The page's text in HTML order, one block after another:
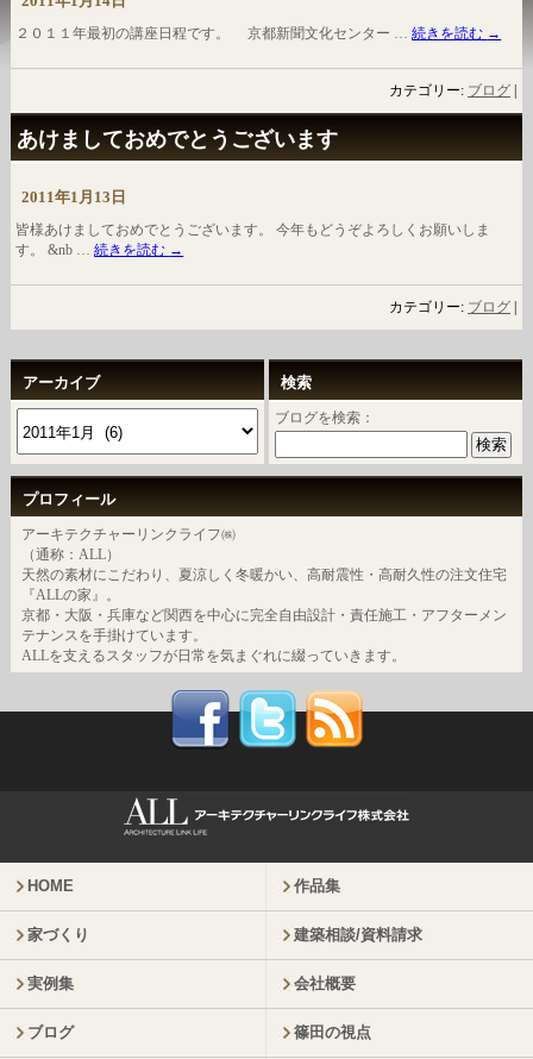
２０１１年最初の講座日程です。 京都新聞文化センター …続きを読む →
カテゴリー: ブログ
あけましておめでとうございます
2011年1月13日
皆様あけましておめでとうございます。 今年もどうぞよろしくお願いしま
す。 &nb …続きを読む →
カテゴリー: ブログ
アーカイブ 検索
ブログを検索：
プロフィール
アーキテクチャーリンクライフ㈱
（通称：ALL）
天然の素材にこだわり、夏涼しく冬暖かい、高耐震性・高耐久性の注文住宅
『ALLの家』。
京都・大阪・兵庫など関西を中心に完全自由設計・責任施工・アフターメン
テナンスを手掛けています。
ALLを支えるスタッフが日常を気まぐれに綴っていきます。
HOME 作品集
家づくり 建築相談/資料請求
実例集 会社概要
ブログ 篠田の視点